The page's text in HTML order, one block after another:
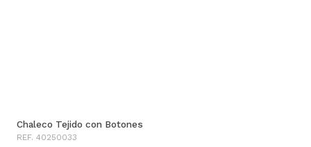
Chaleco Tejido con Botones
REF. 40250033